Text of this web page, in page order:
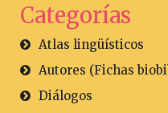
Categorías
Atlas lingüísticos
Autores (Fichas
Diálogos